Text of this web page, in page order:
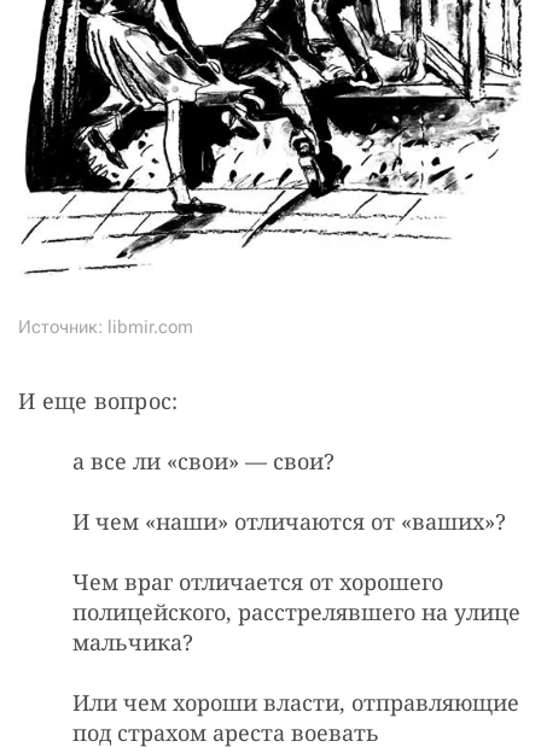
Источник: libmir.com
И еще вопрос:
а все ли «свои» — свои?
И чем «наши» отличаются от «ваших»?
Чем враг отличается от хорошего
полицейского, расстрелявшего на улице
мальчика?
Или чем хороши власти, отправляющие
под страхом ареста воевать